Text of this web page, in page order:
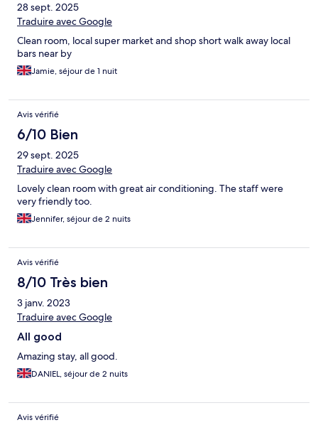
28 sept. 2025
Traduire avec Google
Clean room, local super market and shop short walk away local
bars near by
Jamie, séjour de 1 nuit
Avis vérifié
6/10 Bien
29 sept. 2025
Traduire avec Google
Lovely clean room with great air conditioning. The staff were
very friendly too.
Jennifer, séjour de 2 nuits
Avis vérifié
8/10 Très bien
3 janv. 2023
Traduire avec Google
All good
Amazing stay, all good.
DANIEL, séjour de 2 nuits
Avis vérifié